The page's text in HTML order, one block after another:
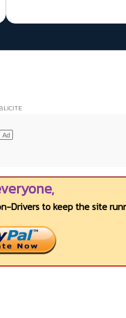
to keep the site